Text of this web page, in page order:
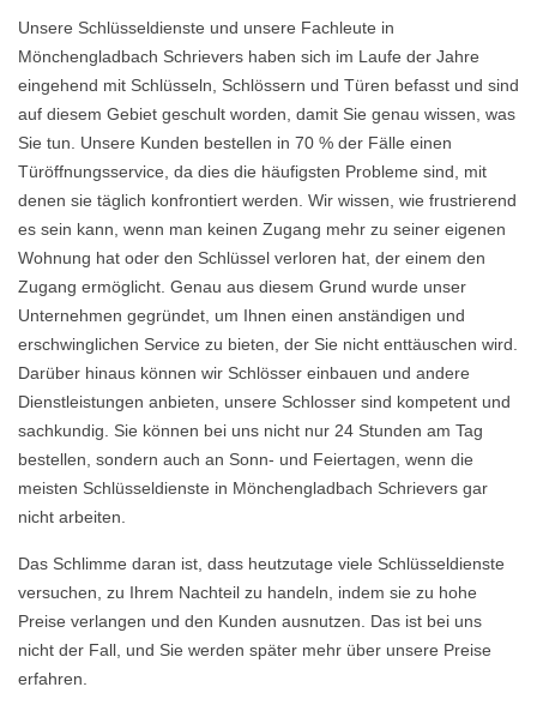
Unsere Schlüsseldienste und unsere Fachleute in
Mönchengladbach Schrievers haben sich im Laufe der Jahre
eingehend mit Schlüsseln, Schlössern und Türen befasst und sind
auf diesem Gebiet geschult worden, damit Sie genau wissen, was
Sie tun. Unsere Kunden bestellen in 70 % der Fälle einen
Türöffnungsservice, da dies die häufigsten Probleme sind, mit
denen sie täglich konfrontiert werden. Wir wissen, wie frustrierend
es sein kann, wenn man keinen Zugang mehr zu seiner eigenen
Wohnung hat oder den Schlüssel verloren hat, der einem den
Zugang ermöglicht. Genau aus diesem Grund wurde unser
Unternehmen gegründet, um Ihnen einen anständigen und
erschwinglichen Service zu bieten, der Sie nicht enttäuschen wird.
Darüber hinaus können wir Schlösser einbauen und andere
Dienstleistungen anbieten, unsere Schlosser sind kompetent und
sachkundig. Sie können bei uns nicht nur 24 Stunden am Tag
bestellen, sondern auch an Sonn- und Feiertagen, wenn die
meisten Schlüsseldienste in Mönchengladbach Schrievers gar
nicht arbeiten.
Das Schlimme daran ist, dass heutzutage viele Schlüsseldienste
versuchen, zu Ihrem Nachteil zu handeln, indem sie zu hohe
Preise verlangen und den Kunden ausnutzen. Das ist bei uns
nicht der Fall, und Sie werden später mehr über unsere Preise
erfahren.